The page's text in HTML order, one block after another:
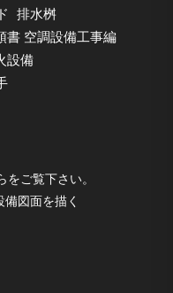
排水桝
書 空調設備工事編
設備
ご覧下さい。
図面を描く